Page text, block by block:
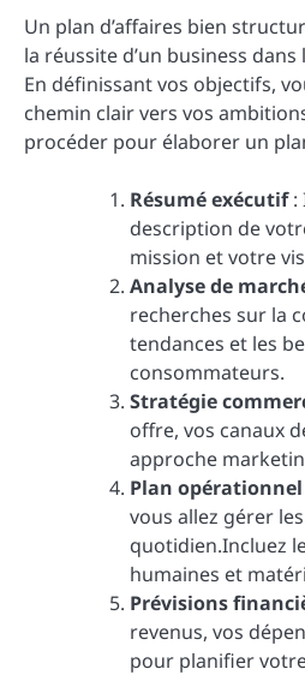
Un plan d’affaires bien
la réussite d’un business
En définissant vos objectifs,
chemin clair vers vos
procéder pour élaborer un
Résumé exécutif:
description de
mission et votre
Analyse de
recherches sur la
tendances et les
consommateurs.
Stratégie
offre, vos canaux
approche
Plan opérationnel
vous allez gérer
quotidien.Incluez
humaines et
Prévisions
revenus, vos
pour planifier